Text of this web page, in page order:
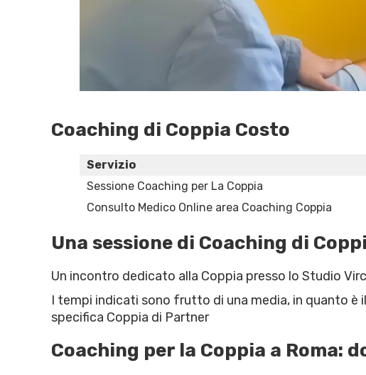
Coaching di Coppia Costo
Servizio
Sessione Coaching per La Coppia
Consulto Medico Online area Coaching Coppia
Una sessione di Coaching di
Un incontro dedicato alla Coppia presso lo Studio
I tempi indicati sono frutto di una media, in quanto
specifica Coppia di Partner
Coaching per la Coppia a Roma: